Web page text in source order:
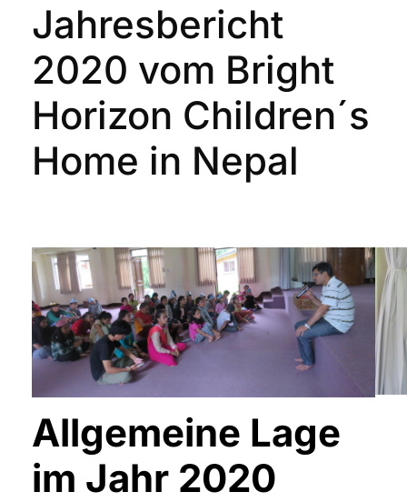
Jahresbericht
2020 vom Bright
Horizon Children´s
Home in Nepal
Allgemeine Lage
im Jahr 2020